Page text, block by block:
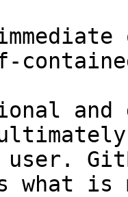
and
user.
what